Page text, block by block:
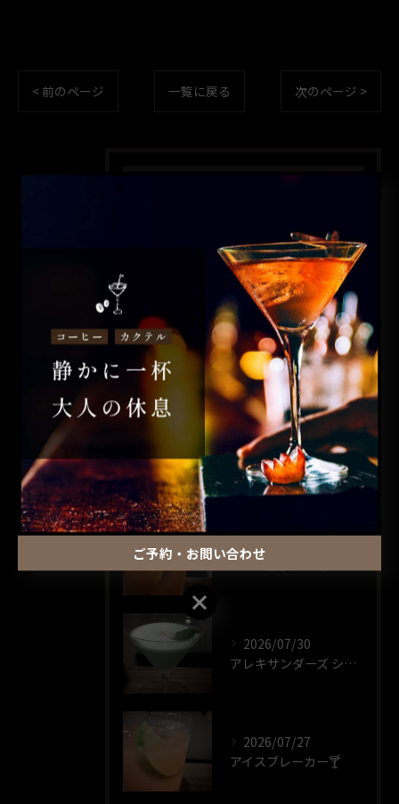
< 前のページ 一覧に戻る 次のページ >
昼飲み
ウイスキー
一人飲み
最近の投稿 RECENT POSTS
2026/07/30
2026/07/30
アレキサンダーズ シスター🍸️
2026/07/27
アイスブレーカー🍸️
ご予約・お問い合わせ
ご予約・お問い合わせ